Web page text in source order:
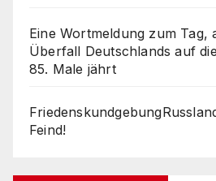
Eine Wortmeldung zum Tag,
Überfall Deutschlands auf
85. Male jährt
Feind!